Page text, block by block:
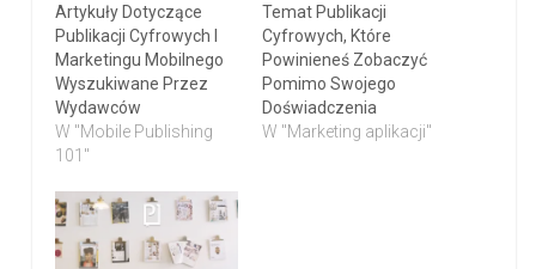
Artykuły Dotyczące
Publikacji Cyfrowych I
Marketingu Mobilnego
Wyszukiwane Przez
Wydawców
W "Mobile Publishing
101"
Temat Publikacji
Cyfrowych, Które
Powinieneś Zobaczyć
Pomimo Swojego
Doświadczenia
W "Marketing aplikacji"